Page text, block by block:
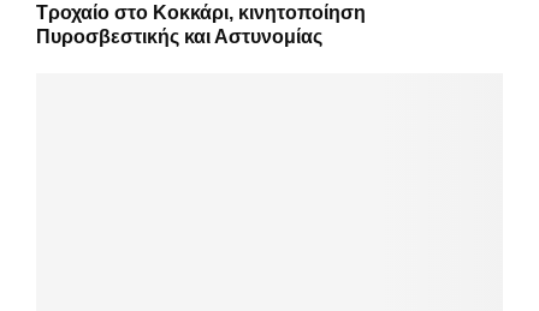
Τροχαίο στο Κοκκάρι, κινητοποίηση
Πυροσβεστικής και Αστυνομίας